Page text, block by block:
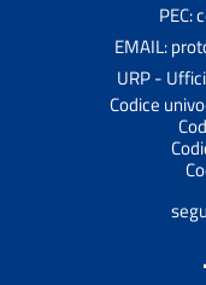
PEC:
EMAIL:
URP -
Codice